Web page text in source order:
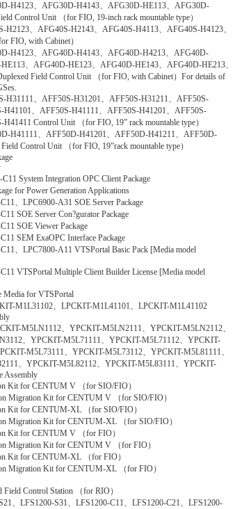
H4123、AFG30D-H4143、AFG30D-HE113、AFG30D-
Control Unit （for FIO, 19-inch rack mountable type）
、AFG40S-H2143、AFG40S-H4113、AFG40S-H4123、
FIO, with Cabinet）
H4123、AFG40D-H4143、AFG40D-H4213、AFG40D-
、AFG40D-HE123、AFG40D-HE143、AFG40D-HE213、
Field Control Unit （for FIO, with Cabinet）For details of
H31111、AFF50S-H31201、AFF50S-H31211、AFF50S-
、AFF50S-H41111、AFF50S-H41201、AFF50S-
Control Unit （for FIO, 19” rack mountable type）
H41111、AFF50D-H41201、AFF50D-H41211、AFF50D-
Control Unit （for FIO, 19”rack mountable type）
System Integration OPC Client Package
for Power Generation Applications
、LPC6900-A31 SOE Server Package
SOE Server Con?gurator Package
SOE Viewer Package
SEM ExaOPC Interface Package
、LPC7800-A11 VTSPortal Basic Pack [Media model
VTSPortal Multiple Client Builder License [Media model
for VTSPortal
M1L31102、LPCKIT-M1L41101、LPCKIT-M1L41102
M5LN1112、YPCKIT-M5LN2111、YPCKIT-M5LN2112、
、YPCKIT-M5L71111、YPCKIT-M5L71112、YPCKIT-
M5L73111、YPCKIT-M5L73112、YPCKIT-M5L81111、
、YPCKIT-M5L82112、YPCKIT-M5L83111、YPCKIT-
Assembly
Kit for CENTUM V （for SIO/FIO）
Migration Kit for CENTUM V （for SIO/FIO）
Kit for CENTUM-XL （for SIO/FIO）
Migration Kit for CENTUM-XL （for SIO/FIO）
Kit for CENTUM V （for FIO）
Migration Kit for CENTUM V （for FIO）
Kit for CENTUM-XL （for FIO）
Migration Kit for CENTUM-XL （for FIO）
Control Station （for RIO）
、LFS1200-S31、LFS1200-C11、LFS1200-C21、LFS1200-